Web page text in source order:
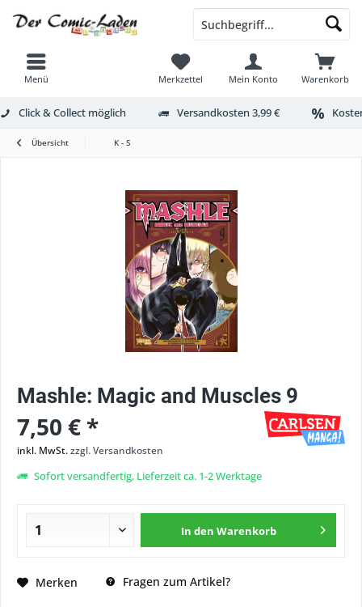
Menü Warenkorb
Merkzettel Mein Konto
Click & Collect möglich Versandkosten 3,99 €
Übersicht K - S
Mashle: Magic and Muscles 9
7,50 € *
inkl. MwSt.zzgl. Versandkosten
Sofort versandfertig, Lieferzeit ca. 1-2 Werktage
In den Warenkorb
Merken Fragen zum Artikel?